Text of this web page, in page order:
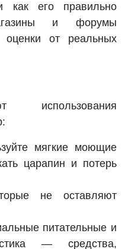
его правильно
и форумы
от реальных
использования
мягкие моющие
царапин и потерь
не оставляют
питательные и
— средства,